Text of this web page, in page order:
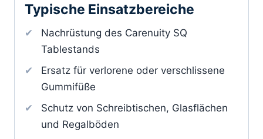
Typische Einsatzbereiche
Nachrüstung des Carenuity SQ
Tablestands
Ersatz für verlorene oder verschlissene
Gummifüße
Schutz von Schreibtischen, Glasflächen
und Regalböden